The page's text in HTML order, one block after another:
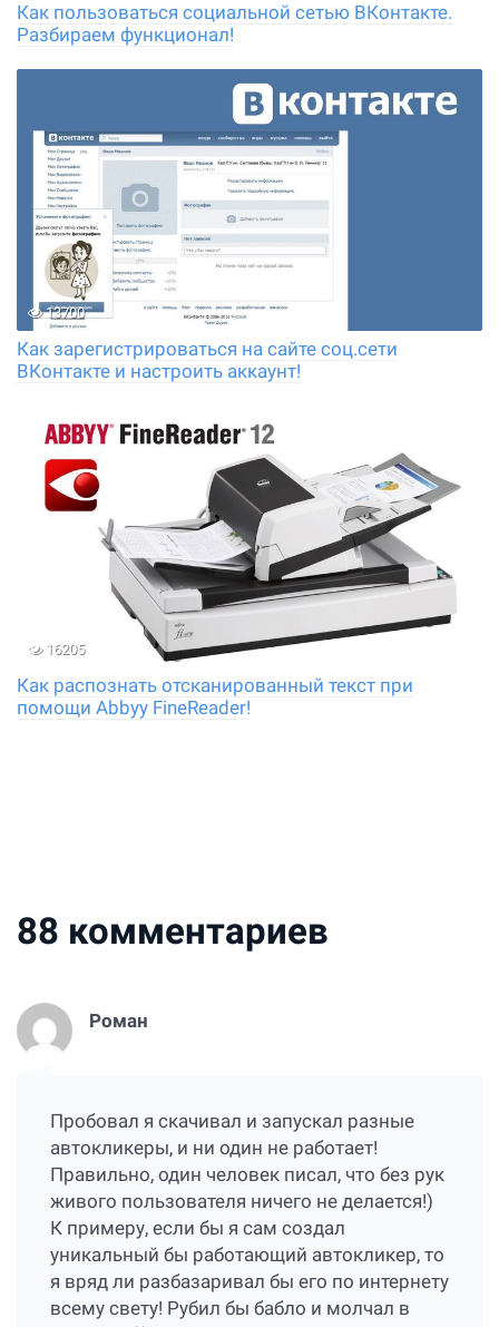
Как пользоваться социальной сетью ВКонтакте.
Разбираем функционал!
13700
Как зарегистрироваться на сайте соц.сети
ВКонтакте и настроить аккаунт!
16205
Как распознать отсканированный текст при
помощи Abbyy FineReader!
88 комментариев
Роман
Пробовал я скачивал и запускал разные
автокликеры, и ни один не работает!
Правильно, один человек писал, что без рук
живого пользователя ничего не делается!)
К примеру, если бы я сам создал
уникальный бы работающий автокликер, то
я вряд ли разбазаривал бы его по интернету
всему свету! Рубил бы бабло и молчал в